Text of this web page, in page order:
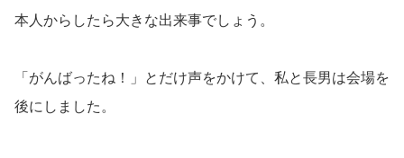
本人からしたら大きな出来事でしょう。
「がんばったね！」とだけ声をかけて、私と長男は会場を
後にしました。